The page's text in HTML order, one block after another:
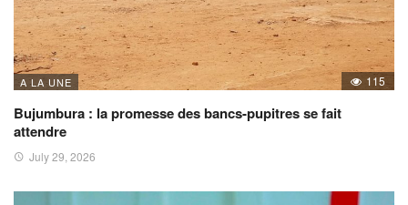
A LA UNE 115
Bujumbura : la promesse des bancs-pupitres se fait
attendre
July 29, 2026